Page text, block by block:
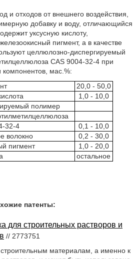
и отходов от внешнего воздействия,
добавку и воду, отличающийся
уксусную кислоту,
пигмент, а в качестве
целлюлозно-диспергируемый
CAS 9004-32-4 при
мас.%:
20,0 - 50,0
1,0 - 10,0
полимер
32-4
0,1 - 10,0
волокно
0,2 - 30,0
пигмент
1,0 - 20,0
остальное
патенты:
для строительных растворов и
// 2773751
строительным материалам, а именно к